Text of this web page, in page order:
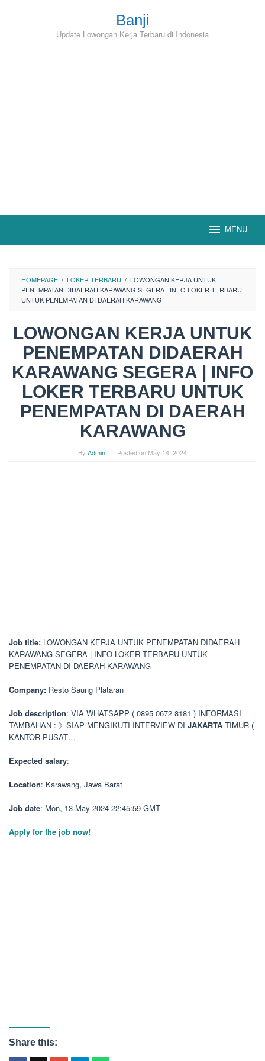
Banji
Update Lowongan Kerja Terbaru di Indonesia
MENU
HOMEPAGE / LOKER TERBARU / LOWONGAN KERJA UNTUK
PENEMPATAN DIDAERAH KARAWANG SEGERA | INFO LOKER TERBARU
UNTUK PENEMPATAN DI DAERAH KARAWANG
LOWONGAN KERJA UNTUK
PENEMPATAN DIDAERAH
KARAWANG SEGERA | INFO
LOKER TERBARU UNTUK
PENEMPATAN DI DAERAH
KARAWANG
By Admin Posted on May 14, 2024
Job title: LOWONGAN KERJA UNTUK PENEMPATAN DIDAERAH
KARAWANG SEGERA | INFO LOKER TERBARU UNTUK
PENEMPATAN DI DAERAH KARAWANG
Company: Resto Saung Plataran
Job description: VIA WHATSAPP ( 0895 0672 8181 ) INFORMASI
TAMBAHAN : 》SIAP MENGIKUTI INTERVIEW DI JAKARTA TIMUR (
KANTOR PUSAT…
Expected salary:
Location: Karawang, Jawa Barat
Job date: Mon, 13 May 2024 22:45:59 GMT
Apply for the job now!
Share this: